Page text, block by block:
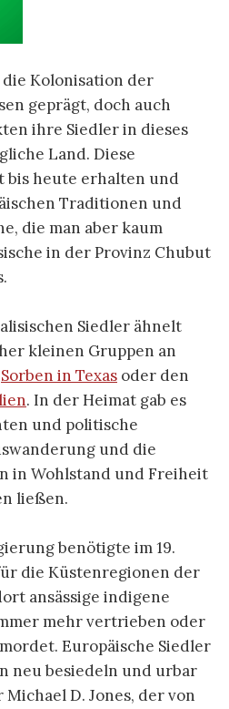
Kolonisation der
geprägt, doch auch
ihre Siedler in dieses
Land. Diese
bis heute erhalten und
Traditionen und
die man aber kaum
in der Provinz Chubut
Siedler ähnelt
kleinen Gruppen an
Sorben in Texas oder den
. In der Heimat gab es
und politische
und die
in Wohlstand und Freiheit
ließen.
benötigte im 19.
die Küstenregionen der
ansässige indigene
mehr vertrieben oder
Europäische Siedler
neu besiedeln und urbar
D. Jones, der von